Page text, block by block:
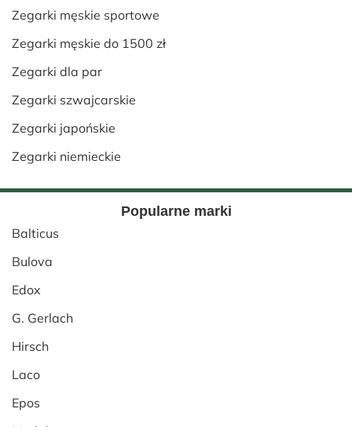
Zegarki męskie sportowe
Zegarki męskie do 1500 zł
Zegarki dla par
Zegarki szwajcarskie
Zegarki japońskie
Zegarki niemieckie
Popularne marki
Balticus
Bulova
Edox
G. Gerlach
Hirsch
Laco
Epos